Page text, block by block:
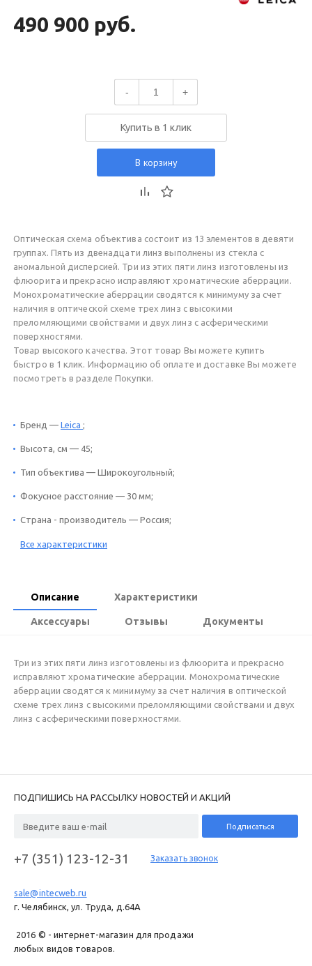
490 900 руб.
- +
Купить в 1 клик
В корзину
Оптическая схема объектива состоит из 13 элементов в девяти
группах. Пять из двенадцати линз выполнены из стекла с
аномальной дисперсией. Три из этих пяти линз изготовлены из
флюорита и прекрасно исправляют хроматические аберрации.
Монохроматические аберрации сводятся к минимуму за счет
наличия в оптической схеме трех линз с высокими
преломляющими свойствами и двух линз с асферическими
поверхностями.
Товар высокого качества. Этот товар Вы можете купить
быстро в 1 клик. Информацию об оплате и доставке Вы можете
посмотреть в разделе Покупки.
Бренд — Leica ;
Высота, см — 45;
Тип объектива — Широкоугольный;
Фокусное расстояние — 30 мм;
Страна - производитель — Россия;
Все характеристики
Описание Характеристики
Аксессуары Отзывы Документы
Три из этих пяти линз изготовлены из флюорита и прекрасно
исправляют хроматические аберрации. Монохроматические
аберрации сводятся к минимуму за счет наличия в оптической
схеме трех линз с высокими преломляющими свойствами и двух
линз с асферическими поверхностями.
ПОДПИШИСЬ НА РАССЫЛКУ НОВОСТЕЙ И АКЦИЙ
+7 (351) 123-12-31 Заказать звонок
sale@intecweb.ru
г. Челябинск, ул. Труда, д.64A
2016 © - интернет-магазин для продажи
любых видов товаров.